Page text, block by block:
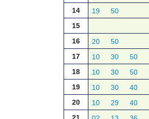
14
19 50
15
16
20 50
17
10 30 50
18
10 30 50
19
10 30 40
20
10 29 40